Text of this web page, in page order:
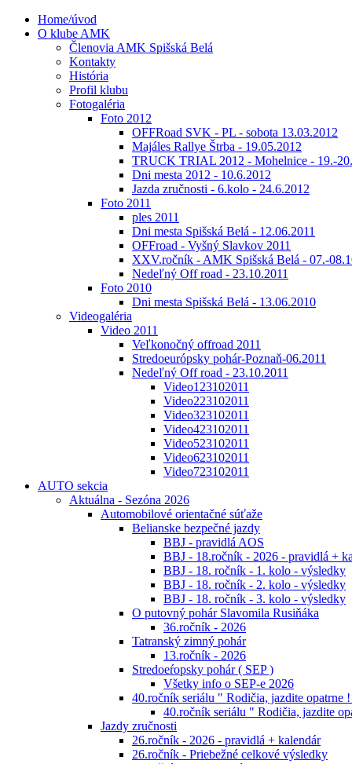
Home/úvod
O klube AMK
Členovia AMK Spišská Belá
Kontakty
História
Profil klubu
Fotogaléria
Foto 2012
OFFRoad SVK - PL - sobota 13.03.2012
Majáles Rallye Štrba - 19.05.2012
TRUCK TRIAL 2012 - Mohelnice - 19.-
Dni mesta 2012 - 10.6.2012
Jazda zručnosti - 6.kolo - 24.6.2012
Foto 2011
ples 2011
Dni mesta Spišská Belá - 12.06.2011
OFFroad - Vyšný Slavkov 2011
XXV.ročník - AMK Spišská Belá - 07.-
Nedeľný Off road - 23.10.2011
Foto 2010
Dni mesta Spišská Belá - 13.06.2010
Videogaléria
Video 2011
Veľkonočný offroad 2011
Stredoeurópsky pohár-Poznaň-06.2011
Nedeľný Off road - 23.10.2011
Video123102011
Video223102011
Video323102011
Video423102011
Video523102011
Video623102011
Video723102011
AUTO sekcia
Aktuálna - Sezóna 2026
Automobilové orientačné súťaže
Belianske bezpečné jazdy
BBJ - pravidlá AOS
BBJ - 18.ročník - 2026 - pravidlá +
BBJ - 18. ročník - 1. kolo - výsledky
BBJ - 18. ročník - 2. kolo - výsledky
BBJ - 18. ročník - 3. kolo - výsledky
O putovný pohár Slavomila Rusiňáka
36.ročník - 2026
Tatranský zimný pohár
13.ročník - 2026
Stredoeŕopsky pohár ( SEP )
Všetky info o SEP-e 2026
40.ročník seriálu " Rodičia, jazdite opatrne
40.ročník seriálu " Rodičia, jazdite
Jazdy zručnosti
26.ročník - 2026 - pravidlá + kalendár
26.ročník - Priebežné celkové výsledky